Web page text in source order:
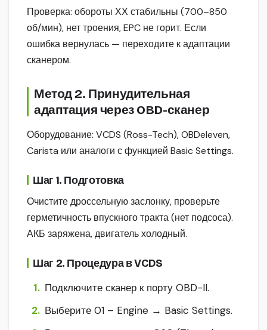
Проверка: обороты ХХ стабильны (700–850
об/мин), нет троения, EPC не горит. Если
ошибка вернулась — переходите к адаптации
сканером.
Метод 2. Принудительная
адаптация через OBD-сканер
Оборудование: VCDS (Ross-Tech), OBDeleven,
Carista или аналоги с функцией Basic Settings.
Шаг 1. Подготовка
Очистите дроссельную заслонку, проверьте
герметичность впускного тракта (нет подсоса).
АКБ заряжена, двигатель холодный.
Шаг 2. Процедура в VCDS
Подключите сканер к порту OBD-II.
Выберите 01 – Engine → Basic Settings.